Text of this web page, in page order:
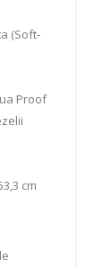
(Soft-
Proof
cm